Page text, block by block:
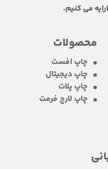
می کنیم.
محصولات
چاپ افست
چاپ دیجیتال
چاپ پلات
چاپ لارج فرمت